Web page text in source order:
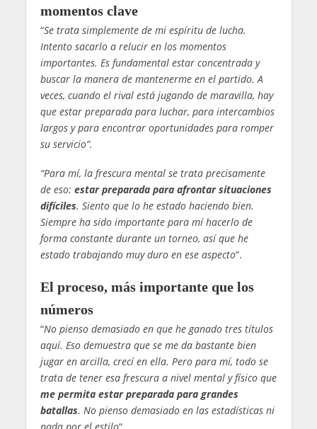
momentos clave
“Se trata simplemente de mi espíritu de lucha.
Intento sacarlo a relucir en los momentos
importantes. Es fundamental estar concentrada y
buscar la manera de mantenerme en el partido. A
veces, cuando el rival está jugando de maravilla, hay
que estar preparada para luchar, para intercambios
largos y para encontrar oportunidades para romper
su servicio”.
“Para mí, la frescura mental se trata precisamente
de eso: estar preparada para afrontar situaciones
difíciles. Siento que lo he estado haciendo bien.
Siempre ha sido importante para mí hacerlo de
forma constante durante un torneo, así que he
estado trabajando muy duro en ese aspecto“.
El proceso, más importante que los
números
“No pienso demasiado en que he ganado tres títulos
aquí. Eso demuestra que se me da bastante bien
jugar en arcilla, crecí en ella. Pero para mí, todo se
trata de tener esa frescura a nivel mental y físico que
me permita estar preparada para grandes
batallas. No pienso demasiado en las estadísticas ni